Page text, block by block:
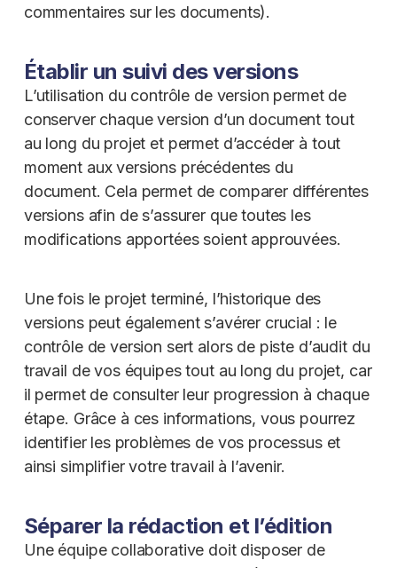
commentaires sur les documents).
Établir un suivi des versions
L’utilisation du contrôle de version permet de
conserver chaque version d’un document tout
au long du projet et permet d’accéder à tout
moment aux versions précédentes du
document. Cela permet de comparer différentes
versions afin de s’assurer que toutes les
modifications apportées soient approuvées.
Une fois le projet terminé, l’historique des
versions peut également s’avérer crucial : le
contrôle de version sert alors de piste d’audit du
travail de vos équipes tout au long du projet, car
il permet de consulter leur progression à chaque
étape. Grâce à ces informations, vous pourrez
identifier les problèmes de vos processus et
ainsi simplifier votre travail à l’avenir.
Séparer la rédaction et l’édition
Une équipe collaborative doit disposer de